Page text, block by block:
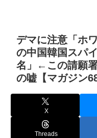
デマに注意「ホ
の中国韓国スパ
名」←この請願
の嘘【マガジン68
X
Threads